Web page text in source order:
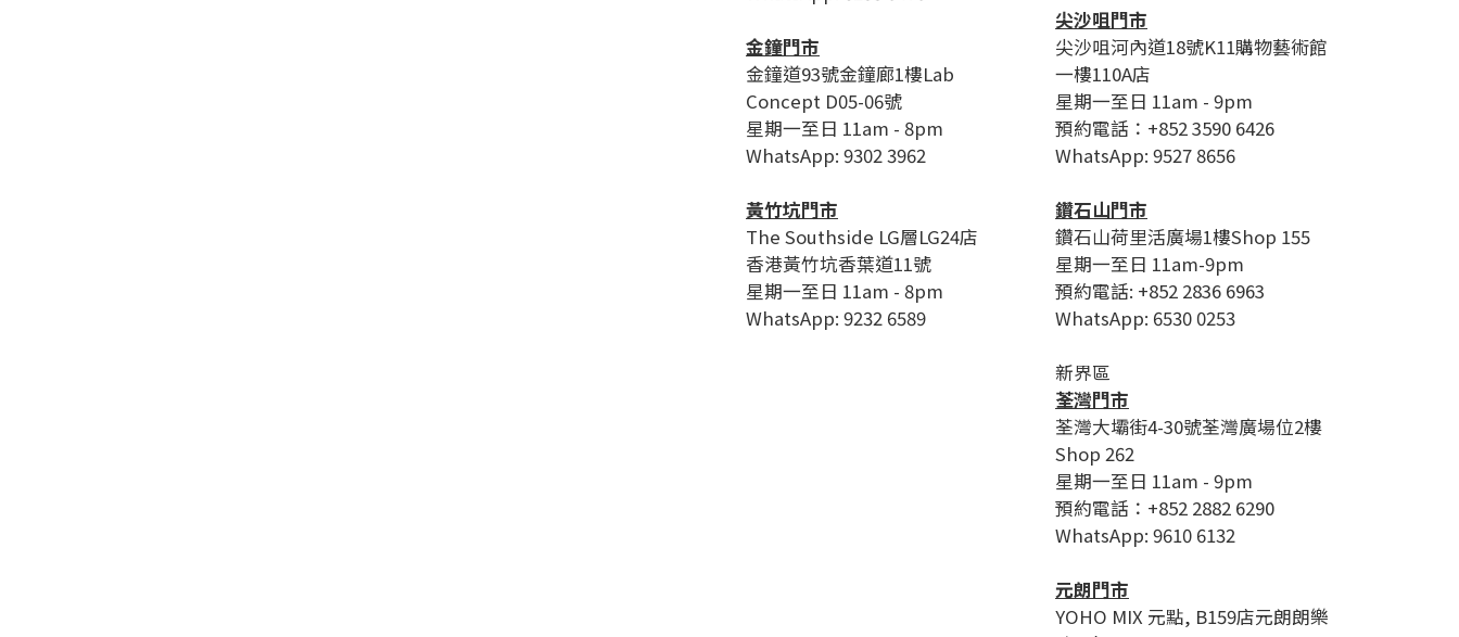
金鐘門市
金鐘道93號金鐘廊1樓Lab
Concept D05-06號
星期一至日 11am - 8pm
WhatsApp: 9302 3962
黃竹坑門市
The Southside LG層LG24店
香港黃竹坑香葉道11號
星期一至日 11am - 8pm
WhatsApp: 9232 6589
尖沙咀門市
尖沙咀河內道18號K11購物藝術館
一樓110A店
星期一至日 11am - 9pm
預約電話：+852 3590 6426
WhatsApp: 9527 8656
鑽石山門市
鑽石山荷里活廣場1樓Shop 155
星期一至日 11am-9pm
預約電話: +852 2836 6963
WhatsApp: 6530 0253
新界區
荃灣門市
荃灣大壩街4-30號荃灣廣場位2樓
Shop 262
星期一至日 11am - 9pm
預約電話：+852 2882 6290
WhatsApp: 9610 6132
元朗門市
YOHO MIX 元點, B159店元朗朗樂